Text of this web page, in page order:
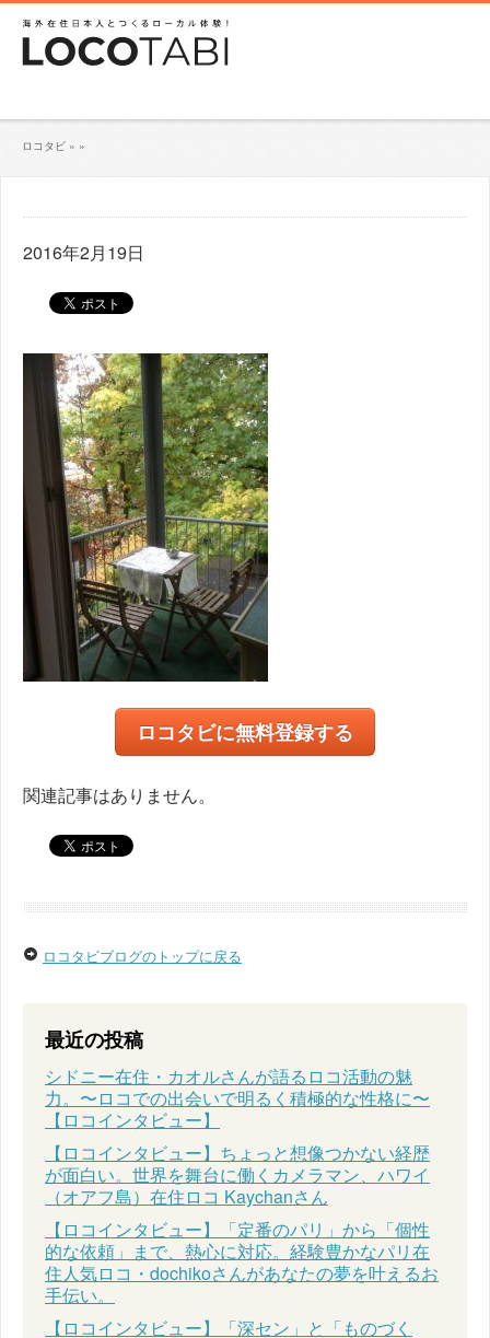
ロコタビ » »
2016年2月19日
ロコタビに無料登録する
関連記事はありません。
ロコタビブログのトップに戻る
最近の投稿
シドニー在住・カオルさんが語るロコ活動の魅
力。〜ロコでの出会いで明るく積極的な性格に〜
【ロコインタビュー】
【ロコインタビュー】ちょっと想像つかない経歴
が面白い。世界を舞台に働くカメラマン、ハワイ
（オアフ島）在住ロコ Kaychanさん
【ロコインタビュー】「定番のパリ」から「個性
的な依頼」まで、熱心に対応。経験豊かなパリ在
住人気ロコ・dochikoさんがあなたの夢を叶えるお
手伝い。
【ロコインタビュー】「深セン」と「ものづく